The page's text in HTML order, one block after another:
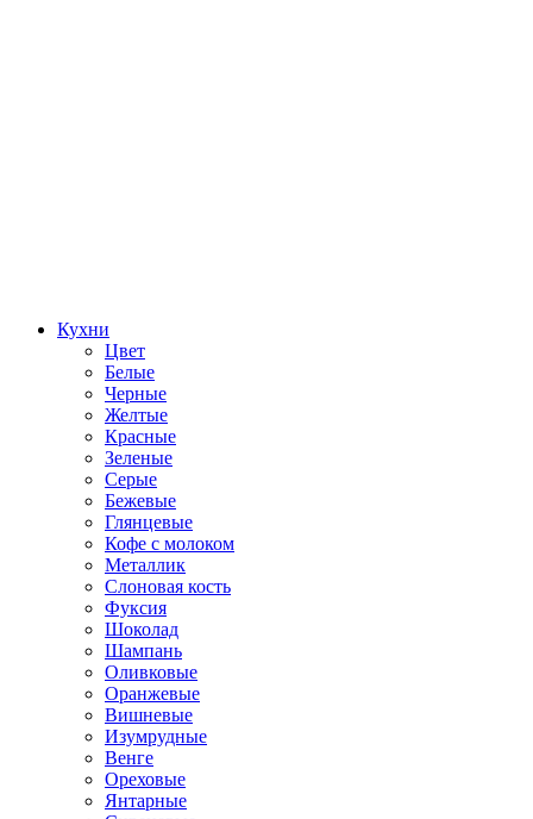
Кухни
Цвет
Белые
Черные
Желтые
Красные
Зеленые
Серые
Бежевые
Глянцевые
Кофе с молоком
Металлик
Слоновая кость
Фуксия
Шоколад
Шампань
Оливковые
Оранжевые
Вишневые
Изумрудные
Венге
Ореховые
Янтарные